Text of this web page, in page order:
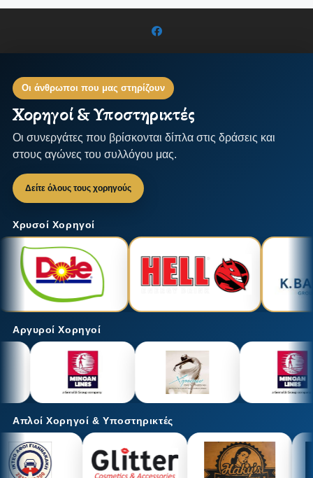
Οι άνθρωποι που μας στηρίζουν
Χορηγοί & Υποστηρικτές
Οι συνεργάτες που βρίσκονται δίπλα στις δράσεις και
στους αγώνες του συλλόγου μας.
Δείτε όλους τους χορηγούς
Χρυσοί Χορηγοί
Αργυροί Χορηγοί
Απλοί Χορηγοί & Υποστηρικτές